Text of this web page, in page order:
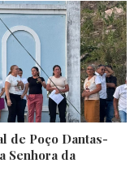
de Poço Dantas-
Senhora da